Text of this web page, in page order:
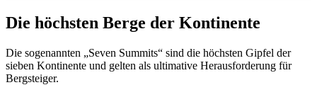
Die höchsten Berge der Kontinente
Die sogenannten „Seven Summits“ sind die höchsten Gipfel der
sieben Kontinente und gelten als ultimative Herausforderung für
Bergsteiger.